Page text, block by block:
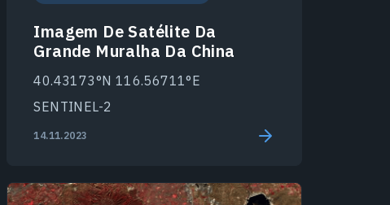
Imagem De Satélite Da
Grande Muralha Da China
40.43173°N 116.56711°E
SENTINEL-2
14.11.2023